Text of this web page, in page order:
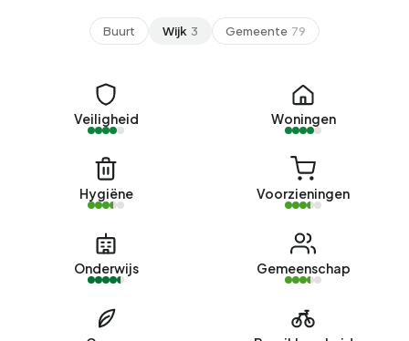
Buurt Wijk 3 Gemeente 79
Veiligheid Woningen
Hygiëne Voorzieningen
Onderwijs Gemeenschap